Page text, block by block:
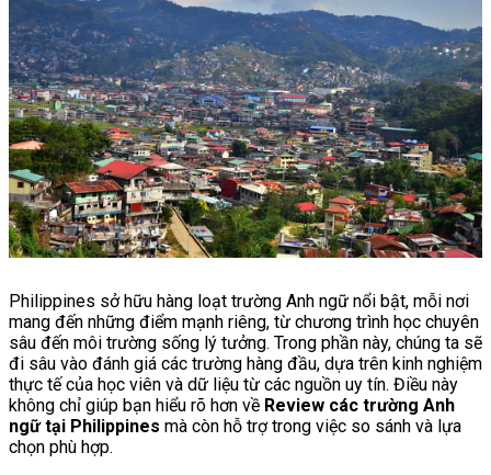
Philippines sở hữu hàng loạt trường Anh ngữ nổi bật, mỗi nơi
mang đến những điểm mạnh riêng, từ chương trình học chuyên
sâu đến môi trường sống lý tưởng. Trong phần này, chúng ta sẽ
đi sâu vào đánh giá các trường hàng đầu, dựa trên kinh nghiệm
thực tế của học viên và dữ liệu từ các nguồn uy tín. Điều này
không chỉ giúp bạn hiểu rõ hơn về Review các trường Anh
ngữ tại Philippines mà còn hỗ trợ trong việc so sánh và lựa
chọn phù hợp.